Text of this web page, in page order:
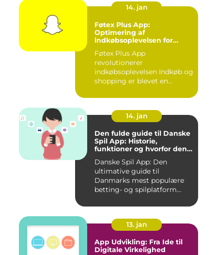
14. jan
Føtex Plus App:
Optimering af
indkøbsoplevelsen for
Føtex Plus App
revolutionerer
indkøbsoplevelsen Indkøb og
shopping er blevet en
14. jan
Den fulde guide til Danske
Spil App: Historie,
funktioner og hvorfor den
Danske Spil App: Den
ultimative guide til
Danmarks mest populære
betting- og spilplatform
13. jan
App Udvikling: Fra Ide til
Digitale Virkelighed